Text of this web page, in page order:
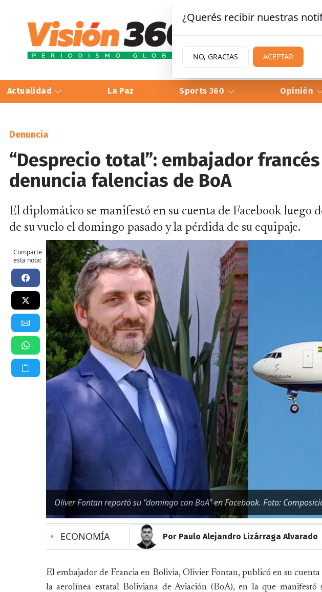
Actualidad La Paz Sports 360 Opinión
Denuncia
“Desprecio total”: embajador
denuncia falencias de BoA
El diplomático se manifestó en su cuenta de Facebook luego
de su vuelo el domingo pasado y la pérdida de su equipaje.
Comparte
esta nota:
Oliver Fontan reportó su "domingo con BoA" en Facebook. Foto:
• ECONOMÍA Por Paulo Alejandro Lizárraga Alvarado
El embajador de Francia en Bolivia, Olivier Fontan, publicó en su
la aerolínea estatal Boliviana de Aviación (BoA), en la que
¿Querés recibir nuestras
NO, GRACIAS ACEPTAR